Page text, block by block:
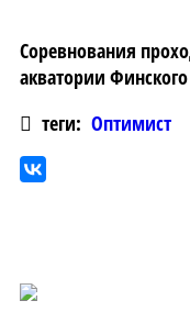
Соревнования
акватории
теги: Оптимист